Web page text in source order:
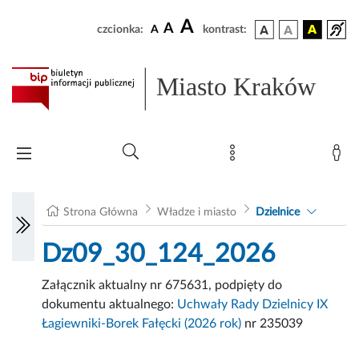
czcionka: A A A kontrast:
Miasto Kraków
Strona Główna Władze i miasto Dzielnice
Dz09_30_124_2026
Załącznik aktualny nr 675631, podpięty do
dokumentu aktualnego: Uchwały Rady Dzielnicy IX
Łagiewniki-Borek Fałęcki (2026 rok) nr 235039